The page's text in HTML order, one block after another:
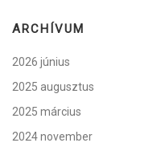
ARCHÍVUM
2026 június
2025 augusztus
2025 március
2024 november